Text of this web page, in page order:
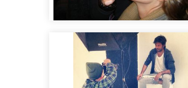
Maquillaje "cara lavada"
para pasarela